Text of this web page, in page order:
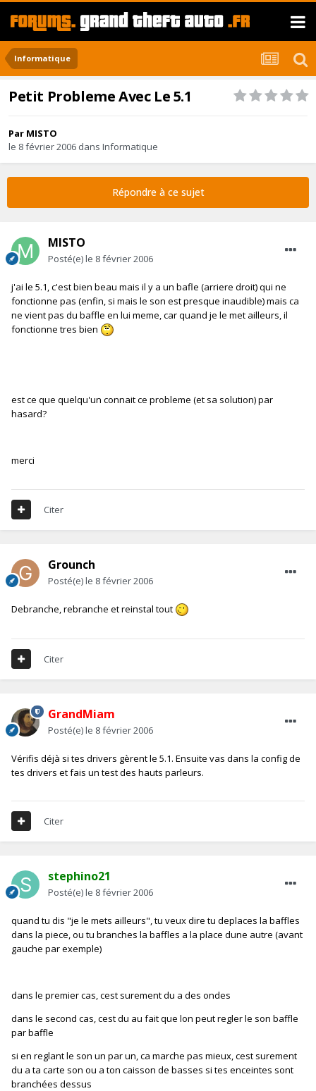
Informatique
Petit Probleme Avec Le 5.1
Par MISTO
le 8 février 2006 dans Informatique
Répondre à ce sujet
MISTO
Posté(e)le 8 février 2006
j'ai le 5.1, c'est bien beau mais il y a un bafle (arriere droit) qui ne
fonctionne pas (enfin, si mais le son est presque inaudible) mais ca
ne vient pas du baffle en lui meme, car quand je le met ailleurs, il
fonctionne tres bien
est ce que quelqu'un connait ce probleme (et sa solution) par
hasard?
merci
Citer
Grounch
Posté(e)le 8 février 2006
Debranche, rebranche et reinstal tout
Citer
GrandMiam
Posté(e)le 8 février 2006
Vérifis déjà si tes drivers gèrent le 5.1. Ensuite vas dans la config de
tes drivers et fais un test des hauts parleurs.
Citer
stephino21
Posté(e)le 8 février 2006
quand tu dis "je le mets ailleurs", tu veux dire tu deplaces la baffles
dans la piece, ou tu branches la baffles a la place dune autre (avant
gauche par exemple)
dans le premier cas, cest surement du a des ondes
dans le second cas, cest du au fait que lon peut regler le son baffle
par baffle
si en reglant le son un par un, ca marche pas mieux, cest surement
du a ta carte son ou a ton caisson de basses si tes enceintes sont
branchées dessus